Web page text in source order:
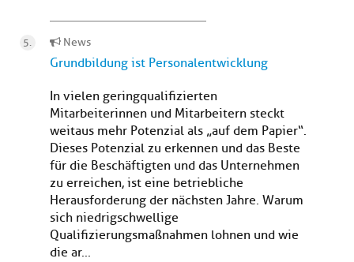
News
Grundbildung ist Personalentwicklung
In vielen geringqualifizierten
Mitarbeiterinnen und Mitarbeitern steckt
weitaus mehr Potenzial als „auf dem Papier“.
Dieses Potenzial zu erkennen und das Beste
für die Beschäftigten und das Unternehmen
zu erreichen, ist eine betriebliche
Herausforderung der nächsten Jahre. Warum
sich niedrigschwellige
Qualifizierungsmaßnahmen lohnen und wie
die ar...